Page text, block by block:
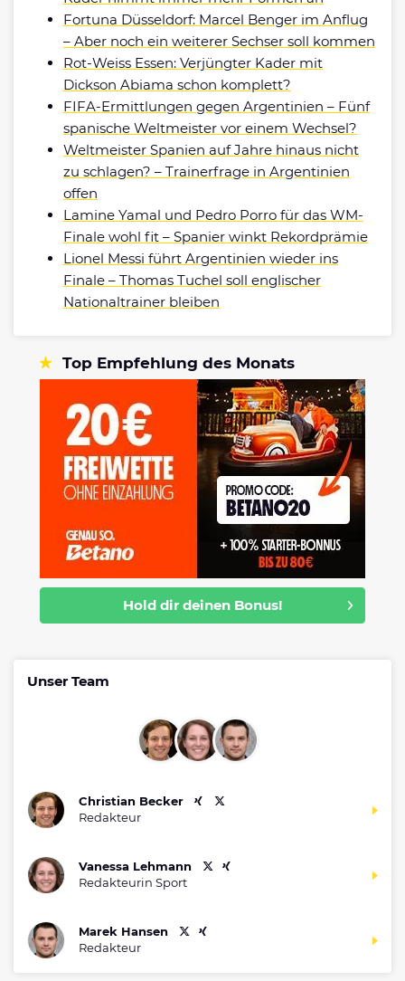
Fortuna Düsseldorf: Marcel Benger im Anflug
– Aber noch ein weiterer Sechser soll kommen
Rot-Weiss Essen: Verjüngter Kader mit
Dickson Abiama schon komplett?
FIFA-Ermittlungen gegen Argentinien – Fünf
spanische Weltmeister vor einem Wechsel?
Weltmeister Spanien auf Jahre hinaus nicht
zu schlagen? – Trainerfrage in Argentinien
offen
Lamine Yamal und Pedro Porro für das WM-
Finale wohl fit – Spanier winkt Rekordprämie
Lionel Messi führt Argentinien wieder ins
Finale – Thomas Tuchel soll englischer
Nationaltrainer bleiben
Top Empfehlung des Monats
Hold dir deinen Bonus!
Unser Team
Christian Becker
Redakteur
Vanessa Lehmann
Redakteurin Sport
Marek Hansen
Redakteur